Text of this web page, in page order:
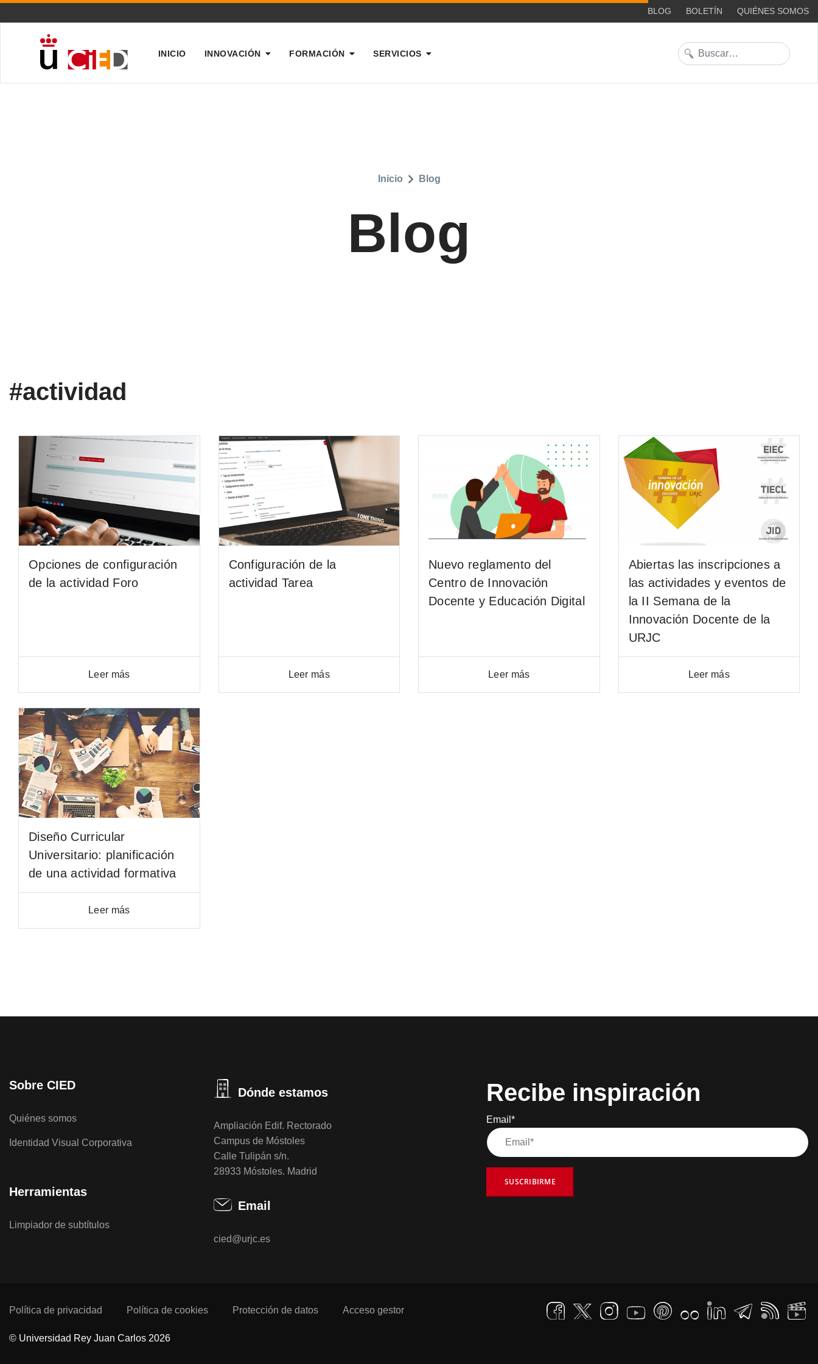
BLOG BOLETÍN QUIÉNES SOMOS
INICIO INNOVACIÓN FORMACIÓN SERVICIOS Buscar
Blog
Inicio Blog
#actividad
Opciones de configuración
de la actividad Foro
Leer más
Configuración de la
actividad Tarea
Leer más
Nuevo reglamento del
Centro de Innovación
Docente y Educación Digital
Leer más
Abiertas las inscripciones a
las actividades y eventos de
la II Semana de la
Innovación Docente de la
URJC
Leer más
Diseño Curricular
Universitario: planificación
de una actividad formativa
Leer más
Sobre CIED
Quiénes somos
Identidad Visual Corporativa
Herramientas
Limpiador de subtítulos
Dónde estamos
Ampliación Edif. Rectorado
Campus de Móstoles
Calle Tulipán s/n.
28933 Móstoles. Madrid
Email
cied@urjc.es
Recibe inspiración
Email*
SUSCRIBIRME
Política de privacidad Política de cookies Protección de datos Acceso gestor
© Universidad Rey Juan Carlos 2026